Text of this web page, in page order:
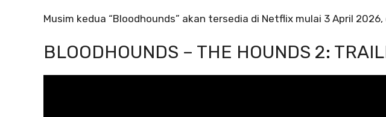
Musim kedua “Bloodhounds” akan tersedia di Netflix mulai 3 April
BLOODHOUNDS – THE HOUNDS 2: